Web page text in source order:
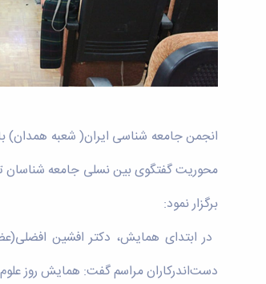
محوریت گفتگوی بین نسلی جامعه شناسان
برگزار نمود:
در ابتدای همایش، دکتر افشین
دست‌اندرکاران مراسم گفت: همایش روز علوم